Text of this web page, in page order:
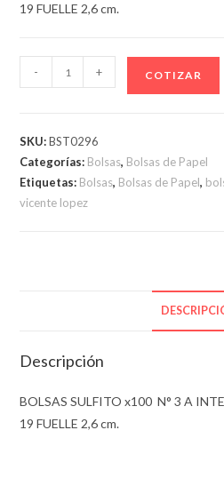
19 FUELLE 2,6 cm.
SULFITO
3
A
INTERMEDIA
cm.
- + COTIZAR
SKU:BST0296
Categorías: Bolsas, Bolsas de Papel
Etiquetas: Bolsas, Bolsas de Papel,
vicente lopez
Descripción
BOLSAS SULFITO x100 N° 3 A
19 FUELLE 2,6 cm.